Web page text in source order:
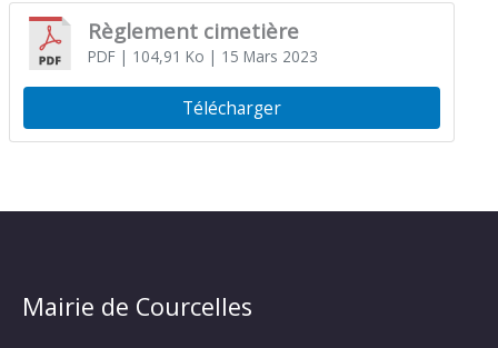
Règlement cimetière
PDF| 104,91 Ko | 15 Mars 2023
Télécharger
Mairie de Courcelles